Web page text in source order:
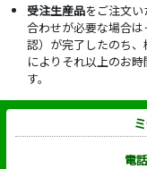
受注生産品をご注文
合わせが必要な場合
認）が完了したのち
によりそれ以上のお
す。
電